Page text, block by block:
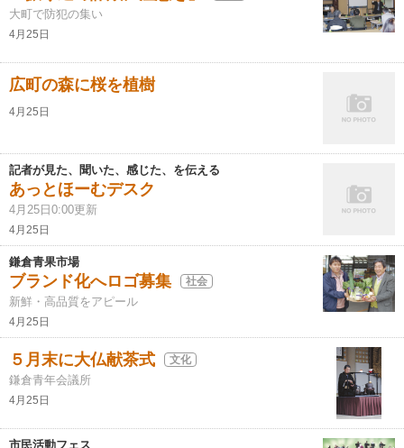
大町で防犯の集い
4月25日
広町の森に桜を植樹
4月25日
記者が見た、聞いた、感じた、を伝える
あっとほーむデスク
4月25日0:00更新
4月25日
鎌倉青果市場
ブランド化へロゴ募集 社会
新鮮・高品質をアピール
4月25日
５月末に大仏献茶式 文化
鎌倉青年会議所
4月25日
市民活動フェス